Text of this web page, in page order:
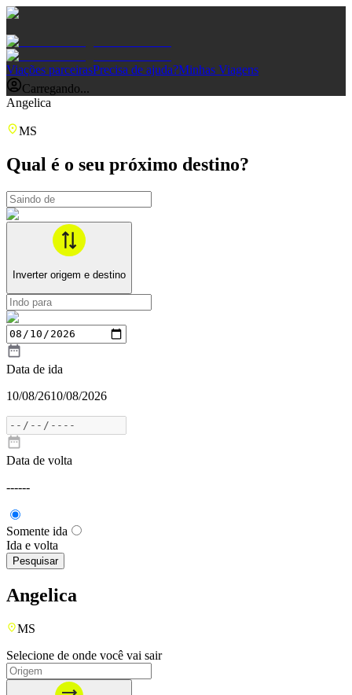
Viações parceirasPrecisa de ajuda?Minhas Viagens
Carregando...
Angelica
MS
Qual é o seu próximo destino?
Inverter origem e destino
Data de ida
10/08/2610/08/2026
Data de volta
------
Somente ida
Ida e volta
Pesquisar
Angelica
MS
Selecione de onde você vai sair